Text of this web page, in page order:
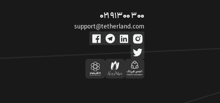
۰۲۱ ۹۱ ۳۰۰ ۳۰۰
support@tetherland.com